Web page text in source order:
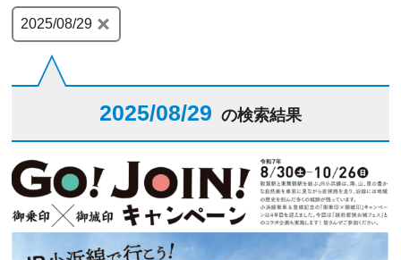
2025/08/29
2025/08/29 の検索結果